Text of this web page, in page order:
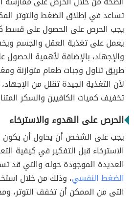
تساعد في إطلاق الضغط والتوتر
يجب الحرص على الحصول على قسط
يعمل على تغذية العقل والجسم
والإجهاد، بالإضافة لأهمية
طريق تناول وجبات طعام متوازنة
لأن التغذية الجيدة تقلل من
تخفيف كميات الكافيين والسكر
الحرص على الهدوء والاسترخاء
يجب على الشخص أن يحاول أن يكون
الاسترخاء قبل التفكير في كيفية
العديدة الموجودة حوله والتي قد
الضغط النفسي، وذلك من خلال
التي من الممكن أن تخفف التوتر،